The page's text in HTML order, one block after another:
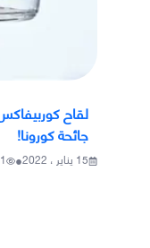
لقاح
جائحة كورونا!
15 يناير ، 2022 •